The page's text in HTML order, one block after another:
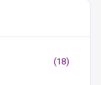
(18)